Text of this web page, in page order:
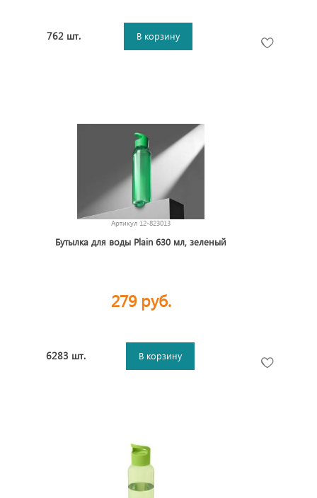
762 шт. В корзину
Артикул 12-823013
Бутылка для воды Plain 630 мл, зеленый
279 руб.
6283 шт. В корзину